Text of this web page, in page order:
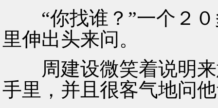
“你找谁？”一个２０
里伸出头来问。
周建设微笑着说明来
手里，并且很客气地问